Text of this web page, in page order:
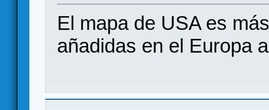
El mapa de USA es
añadidas en el Europa